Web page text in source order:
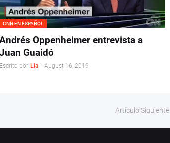
CNN EN ESPAÑOL
Andrés Oppenheimer entrevista a
Juan Guaidó
Escrito por Lia - August 16, 2019
Artículo Siguiente